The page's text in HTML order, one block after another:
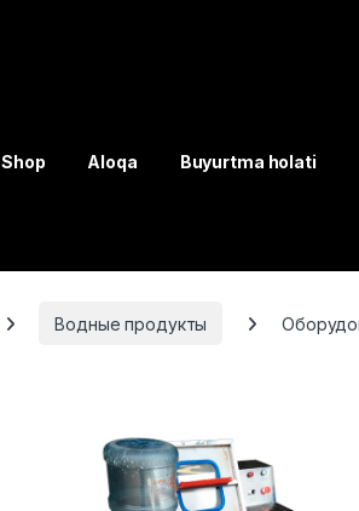
Shop Aloqa Buyurtma holati
Водные продукты